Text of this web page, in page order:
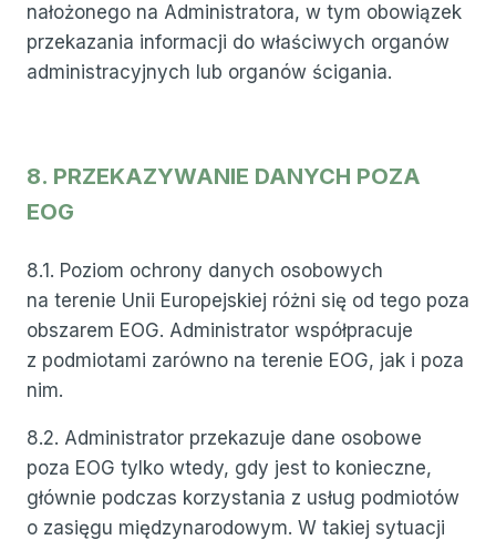
nałożonego na Administratora, w tym obowiązek
przekazania informacji do właściwych organów
administracyjnych lub organów ścigania.
8. PRZEKAZYWANIE DANYCH POZA
EOG
8.1. Poziom ochrony danych osobowych
na terenie Unii Europejskiej różni się od tego poza
obszarem EOG. Administrator współpracuje
z podmiotami zarówno na terenie EOG, jak i poza
nim.
8.2. Administrator przekazuje dane osobowe
poza EOG tylko wtedy, gdy jest to konieczne,
głównie podczas korzystania z usług podmiotów
o zasięgu międzynarodowym. W takiej sytuacji